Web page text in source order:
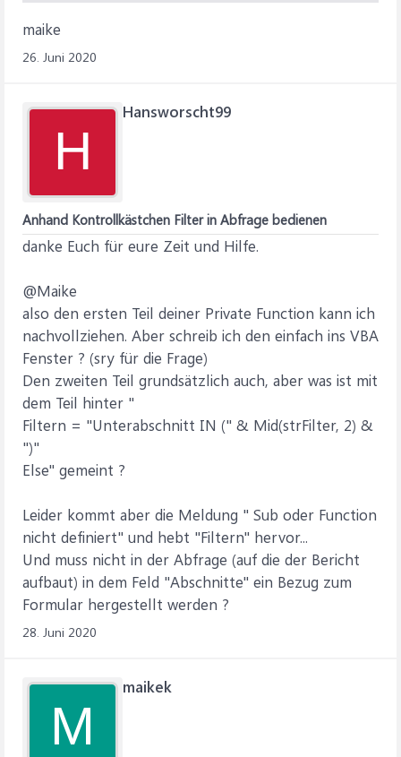
maike
26. Juni 2020
H
Hansworscht99
Anhand Kontrollkästchen Filter in Abfrage bedienen
danke Euch für eure Zeit und Hilfe.
@Maike
also den ersten Teil deiner Private Function kann ich
nachvollziehen. Aber schreib ich den einfach ins VBA
Fenster ? (sry für die Frage)
Den zweiten Teil grundsätzlich auch, aber was ist mit
dem Teil hinter "
Filtern = "Unterabschnitt IN (" & Mid(strFilter, 2) &
")"
Else" gemeint ?
Leider kommt aber die Meldung " Sub oder Function
nicht definiert" und hebt "Filtern" hervor...
Und muss nicht in der Abfrage (auf die der Bericht
aufbaut) in dem Feld "Abschnitte" ein Bezug zum
Formular hergestellt werden ?
28. Juni 2020
M
maikek